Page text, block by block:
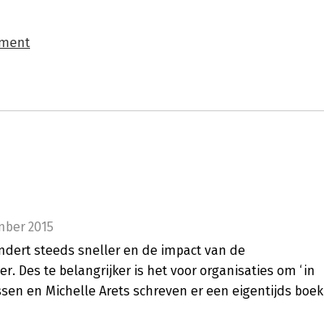
2015
steeds sneller en de impact van de
Des te belangrijker is het voor organisaties om ‘in
en Michelle Arets schreven er een eigentijds boek